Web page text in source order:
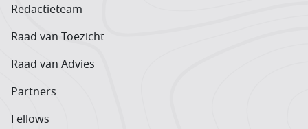
Redactieteam
Raad van Toezicht
Raad van Advies
Partners
Fellows